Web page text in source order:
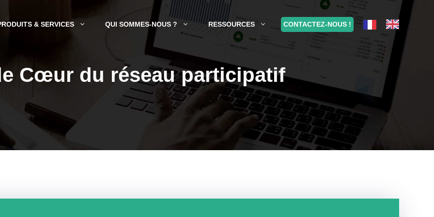
& SERVICES QUI SOMMES-NOUS ? RESSOURCES CONTACTEZ-NOUS !
Cœur du réseau participatif